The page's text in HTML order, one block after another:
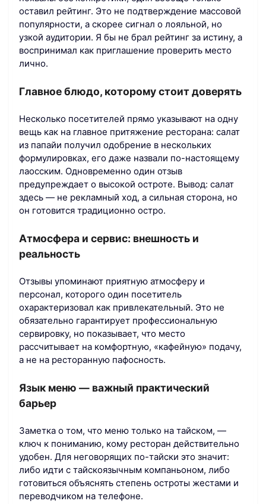
оставил рейтинг. Это не подтверждение массовой
популярности, а скорее сигнал о лояльной, но
узкой аудитории. Я бы не брал рейтинг за истину, а
воспринимал как приглашение проверить место
лично.
Главное блюдо, которому стоит доверять
Несколько посетителей прямо указывают на одну
вещь как на главное притяжение ресторана: салат
из папайи получил одобрение в нескольких
формулировках, его даже назвали по-настоящему
лаосским. Одновременно один отзыв
предупреждает о высокой остроте. Вывод: салат
здесь — не рекламный ход, а сильная сторона, но
он готовится традиционно остро.
Атмосфера и сервис: внешность и
реальность
Отзывы упоминают приятную атмосферу и
персонал, которого один посетитель
охарактеризовал как привлекательный. Это не
обязательно гарантирует профессиональную
сервировку, но показывает, что место
рассчитывает на комфортную, «кафейную» подачу,
а не на ресторанную пафосность.
Язык меню — важный практический
барьер
Заметка о том, что меню только на тайском, —
ключ к пониманию, кому ресторан действительно
удобен. Для неговорящих по-тайски это значит:
либо идти с тайскоязычным компаньоном, либо
готовиться объяснять степень остроты жестами и
переводчиком на телефоне.